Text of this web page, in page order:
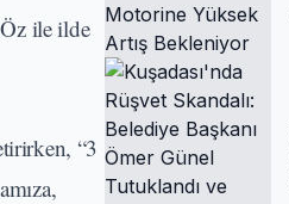
ile ilde
“3